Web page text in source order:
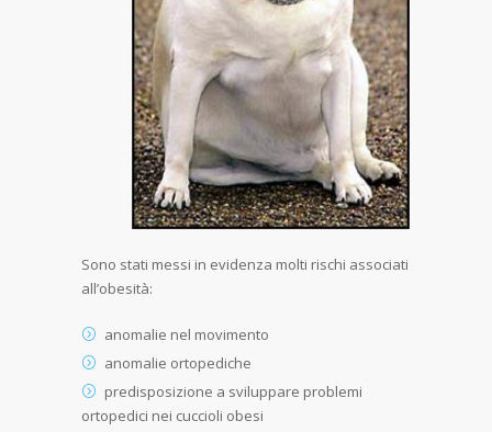
Sono stati messi in evidenza molti rischi associati
all’obesità:
anomalie nel movimento
anomalie ortopediche
predisposizione a sviluppare problemi
ortopedici nei cuccioli obesi